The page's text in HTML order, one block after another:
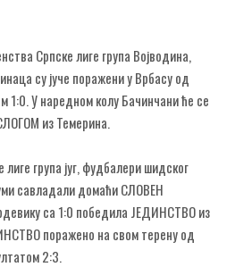
Српске лиге група Војводина,
су јуче поражени у Врбасу од
1:0. У наредном колу Бачинчани ће се
из Темерина.
лиге група југ, фудбалери шидског
савладали домаћи СЛОВЕН
са 1:0 победила ЈЕДИНСТВО из
поражено на свом терену од
2:3.